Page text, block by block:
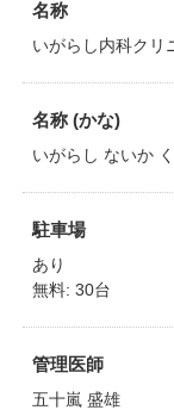
名称
いがらし内科クリ
名称 (かな)
いがらし ないか
駐車場
あり
無料: 30台
管理医師
五十嵐 盛雄